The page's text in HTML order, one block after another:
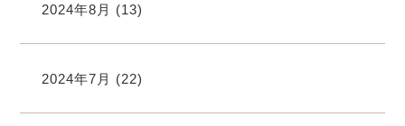
2024年8月 (13)
2024年7月 (22)